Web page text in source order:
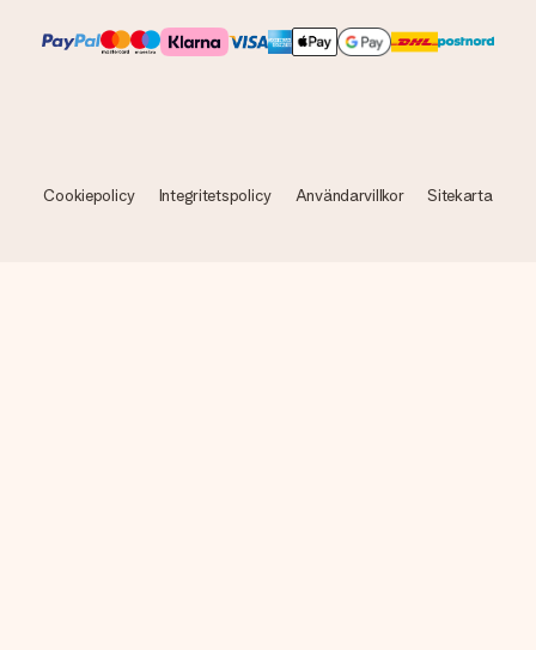
Cookiepolicy Integritetspolicy Användarvillkor Sitekarta